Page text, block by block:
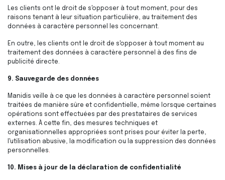
Les clients ont le droit de s'opposer à tout moment, pour des
raisons tenant à leur situation particulière, au traitement des
données à caractère personnel les concernant.
En outre, les clients ont le droit de s'opposer à tout moment au
traitement des données à caractère personnel à des fins de
publicité directe.
9. Sauvegarde des données
Manidis veille à ce que les données à caractère personnel soient
traitées de manière sûre et confidentielle, même lorsque certaines
opérations sont effectuées par des prestataires de services
externes. À cette fin, des mesures techniques et
organisationnelles appropriées sont prises pour éviter la perte,
l'utilisation abusive, la modification ou la suppression des données
personnelles.
10. Mises à jour de la déclaration de confidentialité